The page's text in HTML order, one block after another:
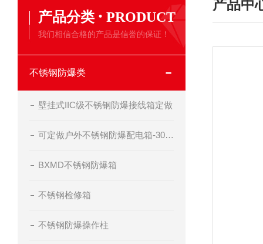
产品分类 · PRODUCT
我们相信合格的产品是信誉的保证！
不锈钢防爆类
壁挂式IIC级不锈钢防爆接线箱定做
可定做户外不锈钢防爆配电箱-304不锈钢防爆开关箱
BXMD不锈钢防爆箱
不锈钢检修箱
不锈钢防爆操作柱
产品中